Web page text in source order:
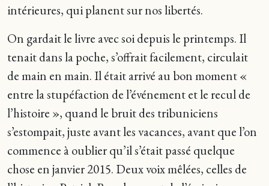
intérieures, qui planent sur nos libertés.
On gardait le livre avec soi depuis le printemps. Il
tenait dans la poche, s’offrait facilement, circulait
de main en main. Il était arrivé au bon moment «
entre la stupéfaction de l’événement et le recul de
l’histoire », quand le bruit des tribuniciens
s’estompait, juste avant les vacances, avant que l’on
commence à oublier qu’il s’était passé quelque
chose en janvier 2015. Deux voix mêlées, celles de